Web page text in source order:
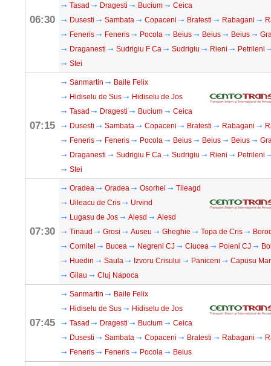
06:30
Tasad
Dragesti Bucium
Ceica
Dusesti
Sambata Copaceni Bratesti Rabagani
Feneris
Feneris Pocola Beius Beius Beius
Draganesti
Sudrigiu F Ca Sudrigiu Rieni
Petrileni
Stei
07:15
Sanmartin
Baile Felix
Hidiselu de Sus
Hidiselu de Jos
Tasad
Dragesti Bucium
Ceica
Dusesti
Sambata Copaceni Bratesti Rabagani
Feneris
Feneris Pocola Beius Beius Beius
Draganesti
Sudrigiu F Ca Sudrigiu Rieni
Petrileni
Stei
07:30
Oradea Oradea Osorhei
Tileagd
Uileacu de Cris
Urvind
Lugasu de Jos
Alesd
Alesd
Tinaud
Grosi Auseu Gheghie Topa de Cris
Cornitel
Bucea Negreni CJ Ciucea Poieni CJ
Huedin
Saula Izvoru Crisului Paniceni
Capusu
Gilau
Cluj Napoca
07:45
Sanmartin
Baile Felix
Hidiselu de Sus
Hidiselu de Jos
Tasad
Dragesti Bucium
Ceica
Dusesti
Sambata Copaceni Bratesti Rabagani
Feneris
Feneris Pocola Beius